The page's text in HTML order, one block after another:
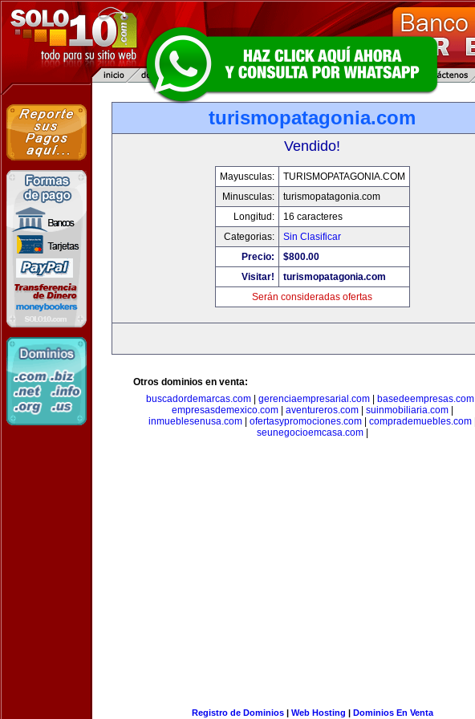
turismopatagonia.com
Vendido!
Mayusculas:
TURISMOPATAGONIA.COM
Minusculas:
turismopatagonia.com
Longitud:
16 caracteres
Categorias:
Sin Clasificar
Precio:
$800.00
Visitar!
turismopatagonia.com
Serán consideradas ofertas
Otros dominios en venta:
buscadordemarcas.com| gerenciaempresarial.com| basedeempresas.com|
empresasdemexico.com| aventureros.com| suinmobiliaria.com|
inmueblesenusa.com| ofertasypromociones.com| comprademuebles.com|
seunegocioemcasa.com|
Registro de Dominios| Web Hosting | Dominios En Venta